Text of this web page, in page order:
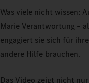
Was viele nicht wissen:
Marie Verantwortung –
engagiert sie sich für
andere Hilfe brauchen.
Das Video zeigt nicht